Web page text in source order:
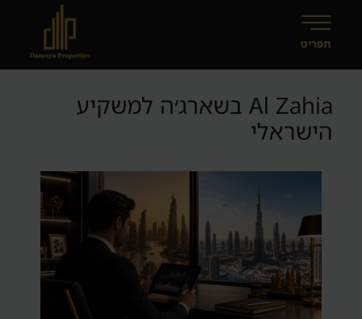
Al Zahia בשארג׳ה למשקיע
הישראלי